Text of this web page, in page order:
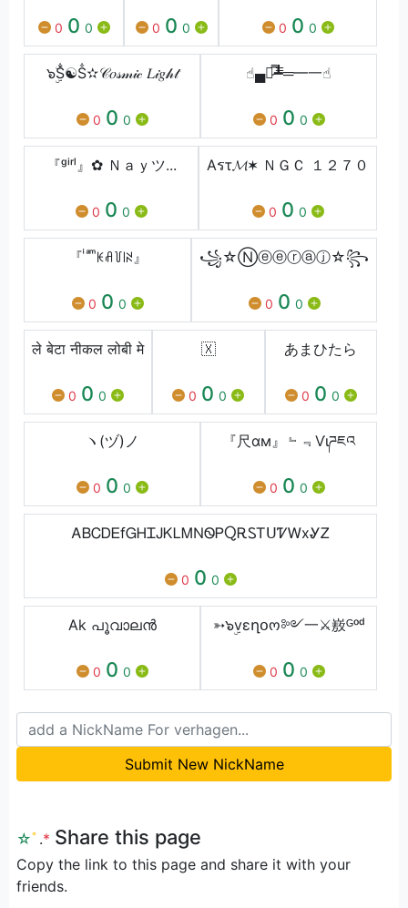
0 0 0 0 0 0 0 0 0
๖ۣۜṦ☯Ṧ✫𝒞𝑜𝓈𝓂𝒾𝒸 𝐿𝒾𝑔𝒽𝓉
0 0 0
☝︎▄︻̷̿┻̿═━一☝︎
0 0 0
『ᵍⁱʳˡ』✿ Ｎａｙツ...
0 0 0
Aรτ𝓜✶ ＮＧＣ １２７０
0 0 0
『 ͥ ͣ ͫꀘꋬ꒦꒐ꋊ』
0 0 0
꧁☆Ⓝⓔⓔⓡⓐⓙ☆꧂
0 0 0
ले बेटा नीकल लोबी मे
0 0 0
🇽​
0 0 0
あまひたら
0 0 0
ヽ(ヅ)ノ
0 0 0
『尺αм』﹄﹃Ѵιཌཇའ
0 0 0
ᎪᏴᏟᎠᎬfᏀᎻᏆᎫᏦᏞᎷΝᏫᏢႭᎡᏚᎢᑌᏤᎳxᎽᏃ
0 0 0
Ak പൂവാലൻ
0 0 0
➳๖ۣvεղօო༻一⚔㟼ᴳᵒᵈ
0 0 0
Submit New NickName
☆ﾟ .* Share this page
Copy the link to this page and share it with your
friends.